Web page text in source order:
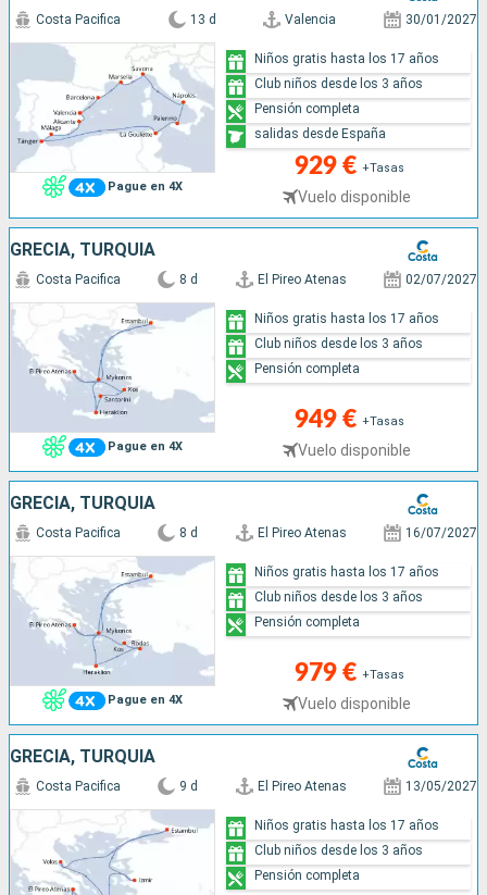
Pague en 4X
Costa Pacifica 13 d Valencia 30/01/2027
929 € +Tasas
Vuelo disponible
Niños gratis hasta los 17 años
Club niños desde los 3 años
Pensión completa
salidas desde España
GRECIA, TURQUÍA
Pague en 4X
Costa Pacifica 8 d El Pireo Atenas 02/07/2027
949 € +Tasas
Vuelo disponible
Niños gratis hasta los 17 años
Club niños desde los 3 años
Pensión completa
GRECIA, TURQUÍA
Pague en 4X
Costa Pacifica 8 d El Pireo Atenas 16/07/2027
979 € +Tasas
Vuelo disponible
Niños gratis hasta los 17 años
Club niños desde los 3 años
Pensión completa
GRECIA, TURQUÍA
Costa Pacifica 9 d El Pireo Atenas 13/05/2027
Niños gratis hasta los 17 años
Club niños desde los 3 años
Pensión completa